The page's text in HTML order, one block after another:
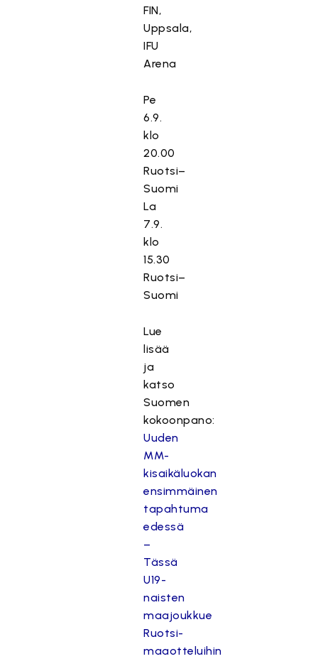
FIN,
Uppsala,
IFU
Arena
Pe
6.9.
klo
20.00
Ruotsi–
Suomi
La
7.9.
klo
15.30
Ruotsi–
Suomi
Lue
lisää
ja
katso
Suomen
kokoonpano:
Uuden
MM-
kisaikäluokan
ensimmäinen
tapahtuma
edessä
–
Tässä
U19-
naisten
maajoukkue
Ruotsi-
maaotteluihin